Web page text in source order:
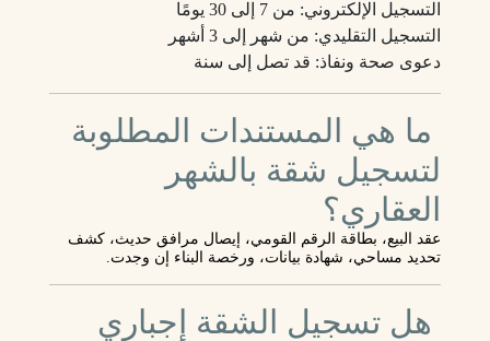
التسجيل الإلكتروني: من 7 إلى 30 يومًا
التسجيل التقليدي: من شهر إلى 3 أشهر
دعوى صحة ونفاذ: قد تصل إلى سنة
ما هي المستندات المطلوبة
لتسجيل شقة بالشهر
العقاري؟
عقد البيع، بطاقة الرقم القومي، إيصال مرافق حديث، كشف
تحديد مساحي، شهادة بيانات، ورخصة البناء إن وجدت.
هل تسجيل الشقة إجباري